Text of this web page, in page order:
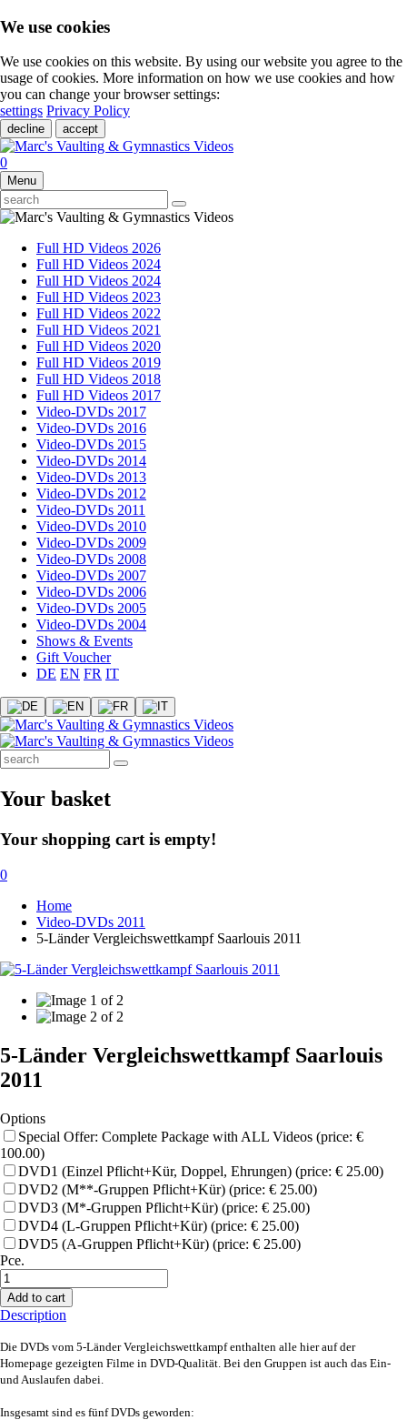
We use cookies
We use cookies on this website. By using our website you agree to the
usage of cookies. More information on how we use cookies and how
you can change your browser settings:
settings Privacy Policy
decline accept
0
Menu
Full HD Videos 2026
Full HD Videos 2024
Full HD Videos 2024
Full HD Videos 2023
Full HD Videos 2022
Full HD Videos 2021
Full HD Videos 2020
Full HD Videos 2019
Full HD Videos 2018
Full HD Videos 2017
Video-DVDs 2017
Video-DVDs 2016
Video-DVDs 2015
Video-DVDs 2014
Video-DVDs 2013
Video-DVDs 2012
Video-DVDs 2011
Video-DVDs 2010
Video-DVDs 2009
Video-DVDs 2008
Video-DVDs 2007
Video-DVDs 2006
Video-DVDs 2005
Video-DVDs 2004
Shows & Events
Gift Voucher
DE EN FR IT
Your basket
Your shopping cart is empty!
0
Home
Video-DVDs 2011
5-Länder Vergleichswettkampf Saarlouis 2011
5-Länder Vergleichswettkampf Saarlouis
2011
Options
Special Offer: Complete Package with ALL Videos (price: €
100.00)
DVD1 (Einzel Pflicht+Kür, Doppel, Ehrungen) (price: € 25.00)
DVD2 (M**-Gruppen Pflicht+Kür) (price: € 25.00)
DVD3 (M*-Gruppen Pflicht+Kür) (price: € 25.00)
DVD4 (L-Gruppen Pflicht+Kür) (price: € 25.00)
DVD5 (A-Gruppen Pflicht+Kür) (price: € 25.00)
Pce.
Add to cart
Description
Die DVDs vom 5-Länder Vergleichswettkampf enthalten alle hier auf der
Homepage gezeigten Filme in DVD-Qualität. Bei den Gruppen ist auch das Ein-
und Auslaufen dabei.
Insgesamt sind es fünf DVDs geworden: